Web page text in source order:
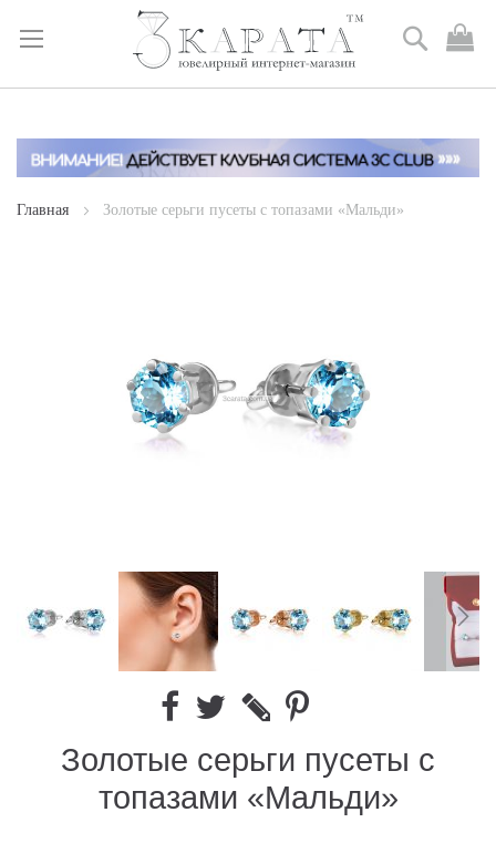
Skip
Content
Поиск
Главная Золотые серьги пусеты с топазами «Мальди»
Золотые серьги пусеты с
топазами «Мальди»